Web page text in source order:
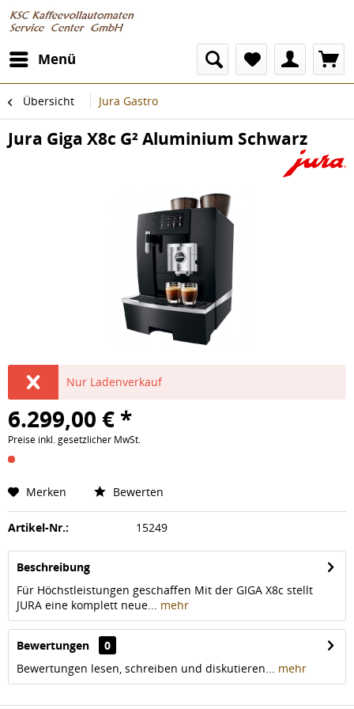
Menü
Übersicht Jura Gastro
Jura Giga X8c G² Aluminium Schwarz
Nur Ladenverkauf
6.299,00 € *
Preise inkl. gesetzlicher MwSt.
Merken Bewerten
Artikel-Nr.: 15249
Beschreibung
Für Höchstleistungen geschaffen Mit der GIGA X8c stellt
JURA eine komplett neue... mehr
Bewertungen
0
Bewertungen lesen, schreiben und diskutieren... mehr